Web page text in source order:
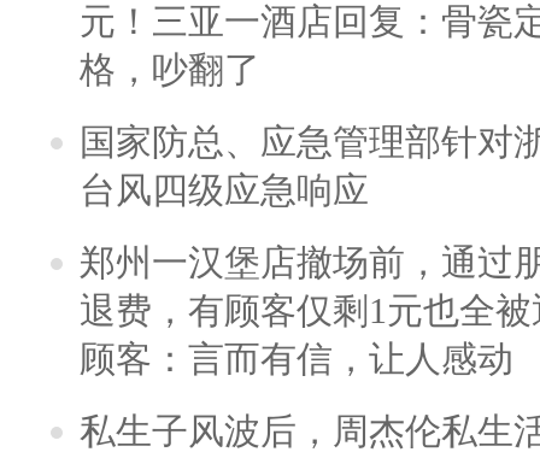
元！三亚一酒店回复：骨瓷
格，吵翻了
国家防总、应急管理部针对
台风四级应急响应
郑州一汉堡店撤场前，通过
退费，有顾客仅剩1元也全
顾客：言而有信，让人感动
私生子风波后，周杰伦私生